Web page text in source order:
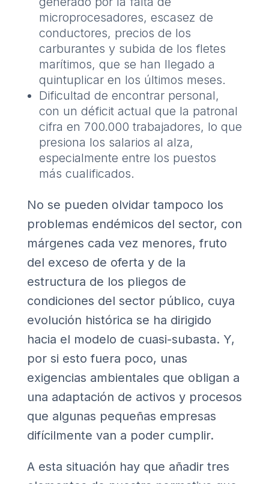
microprocesadores, escasez de
conductores, precios de los
carburantes y subida de los fletes
marítimos, que se han llegado a
quintuplicar en los últimos meses.
Dificultad de encontrar personal,
con un déficit actual que la patronal
cifra en 700.000 trabajadores, lo que
presiona los salarios al alza,
especialmente entre los puestos
más cualificados.
No se pueden olvidar tampoco los
problemas endémicos del sector, con
márgenes cada vez menores, fruto
del exceso de oferta y de la
estructura de los pliegos de
condiciones del sector público, cuya
evolución histórica se ha dirigido
hacia el modelo de cuasi-subasta. Y,
por si esto fuera poco, unas
exigencias ambientales que obligan a
una adaptación de activos y procesos
que algunas pequeñas empresas
difícilmente van a poder cumplir.
A esta situación hay que añadir tres